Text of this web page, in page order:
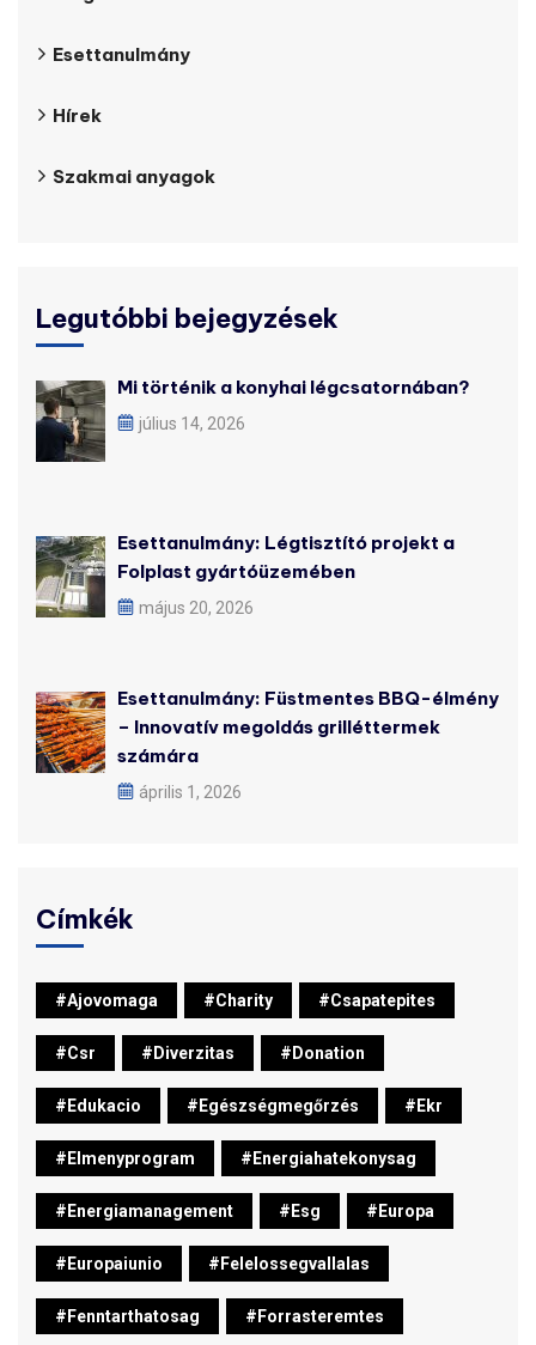
Esettanulmány
Hírek
Szakmai anyagok
Legutóbbi bejegyzések
Mi történik a konyhai légcsatornában?
július 14, 2026
Esettanulmány: Légtisztító projekt a
Folplast gyártóüzemében
május 20, 2026
Esettanulmány: Füstmentes BBQ-élmény
– Innovatív megoldás grilléttermek
számára
április 1, 2026
Címkék
#ajovomaga #charity #csapatepites
#csr #diverzitas #donation
#edukacio #egészségmegőrzés #ekr
#elmenyprogram #energiahatekonysag
#energiamanagement #esg #europa
#europaiunio #felelossegvallalas
#fenntarthatosag #forrasteremtes